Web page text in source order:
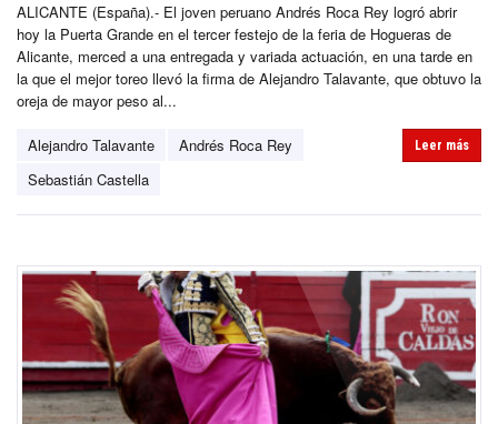
ALICANTE (España).- El joven peruano Andrés Roca Rey logró abrir
hoy la Puerta Grande en el tercer festejo de la feria de Hogueras de
Alicante, merced a una entregada y variada actuación, en una tarde en
la que el mejor toreo llevó la firma de Alejandro Talavante, que obtuvo la
oreja de mayor peso al...
Alejandro Talavante
Andrés Roca Rey
Sebastián Castella
Leer más